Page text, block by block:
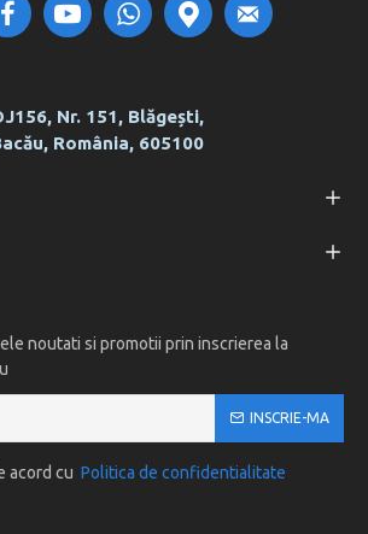
Nr. 151, Blăgești,
România, 605100
noutati si promotii prin inscrierea la
INSCRIE-MA
acord cu Politica de confidentialitate